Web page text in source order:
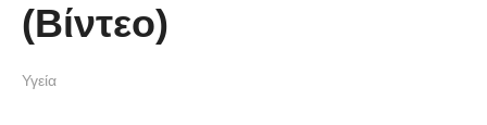
καταπολεμηθούν
(Βίντεο)
Υγεία